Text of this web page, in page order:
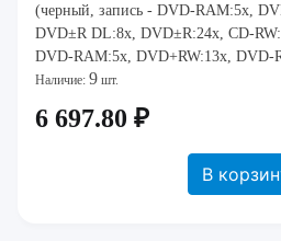
(черный, запись - DVD-RAM:5x,
DVD±R DL:8x, DVD±R:24x, CD-
DVD-RAM:5x, DVD+RW:13x, DVD-
DVD±R:16x, DVD-ROM:16x, CD-
Наличие: 9 шт.
6 697.80 ₽
В